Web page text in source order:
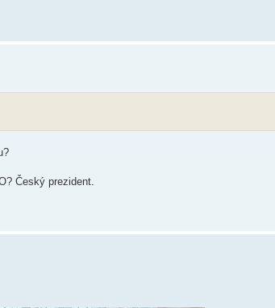
Český prezident.